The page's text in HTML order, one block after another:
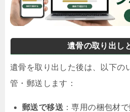
遺骨の取り出し
遺骨を取り出した後は、以下の
管・郵送します：
郵送で移送 ：専用の梱包材